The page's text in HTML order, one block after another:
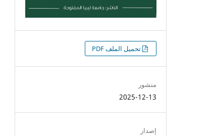
التنزيلاتتحميل الملف PDF
منشور
2025-12-13
إصدار